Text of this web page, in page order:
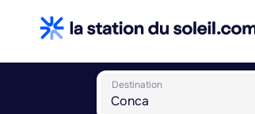
Destination